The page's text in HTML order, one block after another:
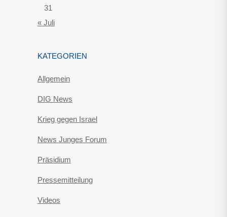
31
« Juli
KATEGORIEN
Allgemein
DIG News
Krieg gegen Israel
News Junges Forum
Präsidium
Pressemitteilung
Videos